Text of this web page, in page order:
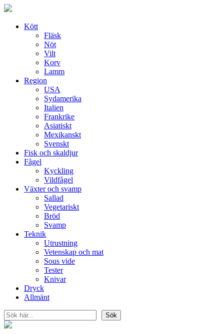
Skip
contentKött
Fläsk
Nöt
Vilt
Korv
Lamm
Region
USA
Sydamerika
Italien
Frankrike
Asiatiskt
Mexikanskt
Svenskt
Fisk och skaldjur
Fågel
Kyckling
Vildfågel
Växter och svamp
Sallad
Vegetariskt
Bröd
Svamp
Teknik
Utrustning
Vetenskap och mat
Sous vide
Tester
Knivar
Dryck
Allmänt
Sök
Sök